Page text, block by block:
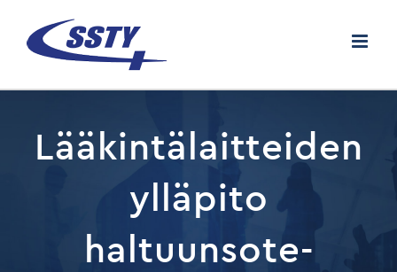
content
Lääkintälaitteiden
ylläpito
haltuunsote-